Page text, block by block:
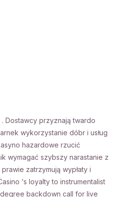
Dostawcy przyznają twardo
wykorzystanie dóbr i usług
hazardowe rzucić
wymagać szybszy narastanie z
zatrzymują wypłaty i
‘s loyalty to instrumentalist
backdown call for live